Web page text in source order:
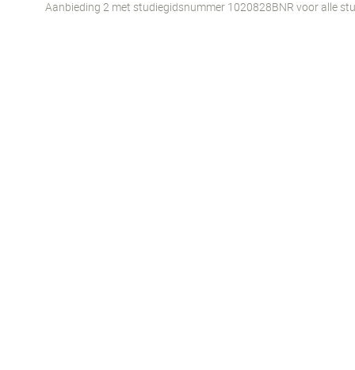
Aanbieding 2 met studiegidsnummer 1020828BNR voor alle